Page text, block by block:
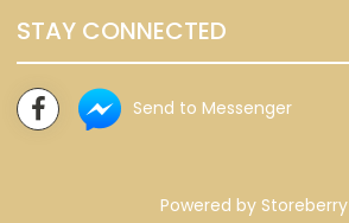
STAY CONNECTED
Send to Messenger
Powered by Storeberry